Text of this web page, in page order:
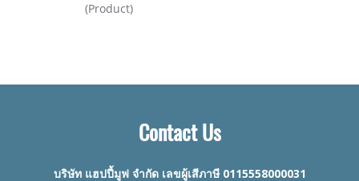
(Product)
Contact Us
บริษัท แฮปปี้มูฟ จำกัด เลขผู้เสีภาษี 0115558000031